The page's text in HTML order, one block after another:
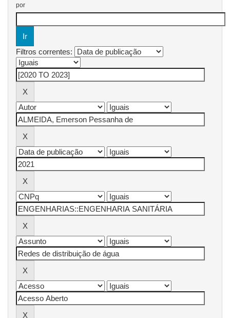
por
Filtros correntes: